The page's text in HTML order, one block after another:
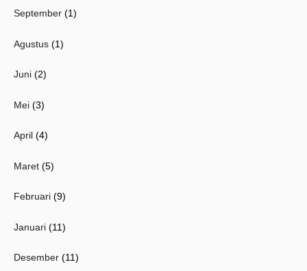
September (1)
Agustus (1)
Juni (2)
Mei (3)
April (4)
Maret (5)
Februari (9)
Januari (11)
Desember (11)